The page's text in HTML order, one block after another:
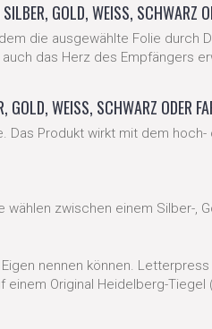
GOLD, WEISS, SCHWARZ
die ausgewählte Folie durch
das Herz des Empfängers
WEISS, SCHWARZ ODER
Das Produkt wirkt mit dem
zwischen einem Silber-,
nennen können.
Original Heidelberg-Tiegel